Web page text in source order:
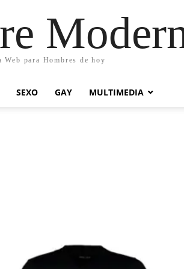
Web para Hombres de hoy
SEXO GAY MULTIMEDIA